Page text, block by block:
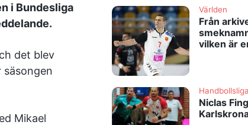
i Bundesliga
det blev
Mikael
Världen
Från
vilken är
Niclas